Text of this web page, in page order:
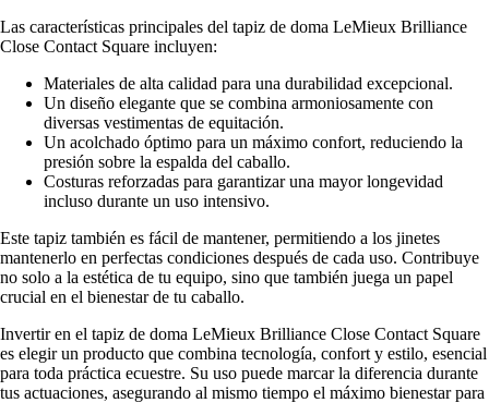
Las características principales del tapiz de doma LeMieux Brilliance
Close Contact Square incluyen:
Materiales de alta calidad para una durabilidad excepcional.
Un diseño elegante que se combina armoniosamente con
diversas vestimentas de equitación.
Un acolchado óptimo para un máximo confort, reduciendo la
presión sobre la espalda del caballo.
Costuras reforzadas para garantizar una mayor longevidad
incluso durante un uso intensivo.
Este tapiz también es fácil de mantener, permitiendo a los jinetes
mantenerlo en perfectas condiciones después de cada uso. Contribuye
no solo a la estética de tu equipo, sino que también juega un papel
crucial en el bienestar de tu caballo.
Invertir en el tapiz de doma LeMieux Brilliance Close Contact Square
es elegir un producto que combina tecnología, confort y estilo, esencial
para toda práctica ecuestre. Su uso puede marcar la diferencia durante
tus actuaciones, asegurando al mismo tiempo el máximo bienestar para